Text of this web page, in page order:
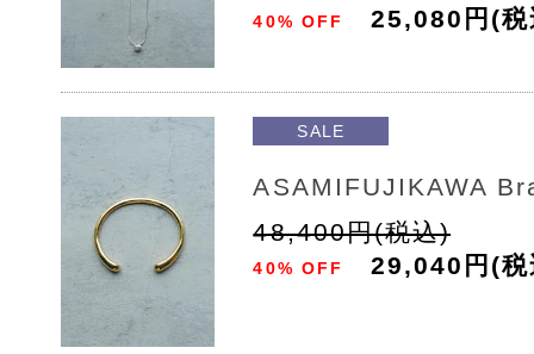
40% OFF 25,080円(
SALE
ASAMIFUJIKAWA
48,400円(税込)
40% OFF 29,040円(